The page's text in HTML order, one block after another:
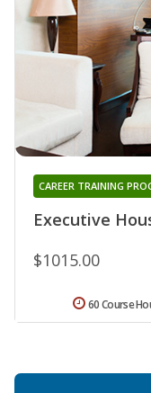
Executive
CAREER TRAINING
$1015.00
60 Course